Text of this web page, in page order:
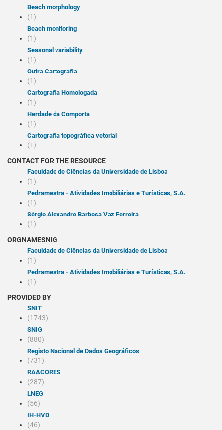
Beach morphology
(1)
Beach monitoring
(1)
Seasonal variability
(1)
Outra Cartografia
(1)
Cartografia Homologada
(1)
Herdade da Comporta
(1)
Cartografia topográfica vetorial
(1)
CONTACT FOR THE RESOURCE
Faculdade de Ciências da Universidade de Lisboa
(1)
Pedramestra - Atividades Imobiliárias e Turísticas, S.A.
(1)
Sérgio Alexandre Barbosa Vaz Ferreira
(1)
ORGNAMESNIG
Faculdade de Ciências da Universidade de Lisboa
(1)
Pedramestra - Atividades Imobiliárias e Turísticas, S.A.
(1)
PROVIDED BY
SNIT
(1743)
SNIG
(880)
Registo Nacional de Dados Geográficos
(731)
RAACORES
(287)
LNEG
(56)
IH-HVD
(46)